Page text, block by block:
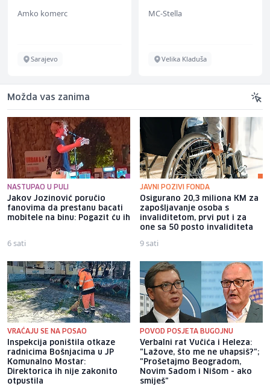
Amko komerc
Sarajevo
MC-Stella
Velika Kladuša
Možda vas zanima
NASTUPAO U PULI
Jakov Jozinović poručio
fanovima da prestanu bacati
mobitele na binu: Pogazit ću ih
6 sati
JAVNI POZIVI FONDA
Osigurano 20,3 miliona KM za
zapošljavanje osoba s
invaliditetom, prvi put i za
one sa 50 posto invaliditeta
9 sati
VRAĆAJU SE NA POSAO
Inspekcija poništila otkaze
radnicima Bošnjacima u JP
Komunalno Mostar:
Direktorica ih nije zakonito
otpustila
POVOD POSJETA BUGOJNU
Verbalni rat Vučića i Heleza:
"Lažove, što me ne uhapsiš?";
"Prošetajmo Beogradom,
Novim Sadom i Nišom - ako
smiješ"